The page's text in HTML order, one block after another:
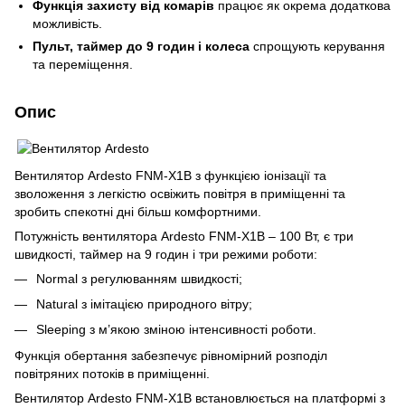
Функція захисту від комарів працює як окрема додаткова
можливість.
Пульт, таймер до 9 годин і колеса спрощують керування
та переміщення.
Опис
Вентилятор Ardesto FNM-X1B з функцією іонізації та
зволоження з легкістю освіжить повітря в приміщенні та
зробить спекотні дні більш комфортними.
Потужність вентилятора Ardesto FNM-X1B – 100 Вт, є три
швидкості, таймер на 9 годин і три режими роботи:
Normal з регулюванням швидкості;
Natural з імітацією природного вітру;
Sleeping з м’якою зміною інтенсивності роботи.
Функція обертання забезпечує рівномірний розподіл
повітряних потоків в приміщенні.
Вентилятор Ardesto FNM-X1B встановлюється на платформі з